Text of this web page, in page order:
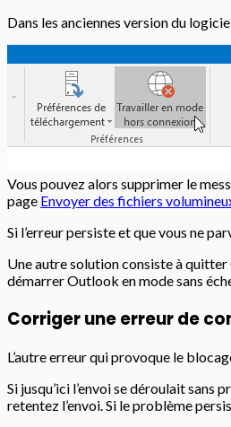
Dans les anciennes version du
Vous pouvez alors supprimer le
page Envoyer des fichiers
Si l’erreur persiste et que vous ne
Une autre solution consiste à
démarrer Outlook en mode sans
Corriger une erreur de
L’autre erreur qui provoque le
Si jusqu’ici l’envoi se déroulait sans
retentez l’envoi. Si le problème